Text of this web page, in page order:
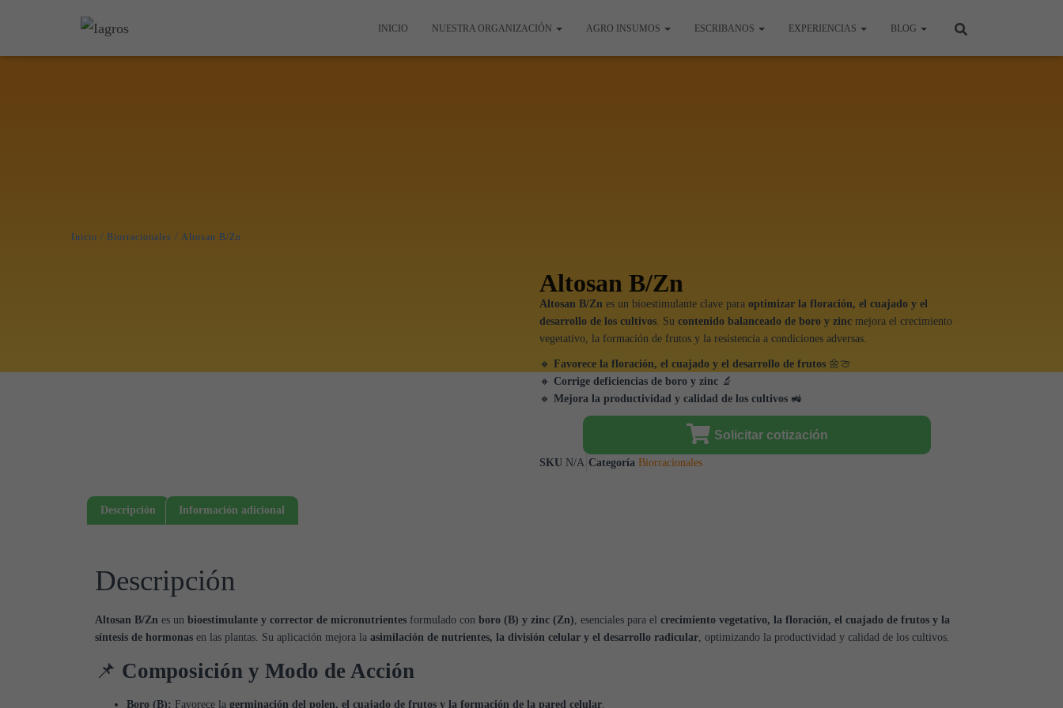
INICIO NUESTRA ORGANIZACIÓN AGRO INSUMOS ESCRIBANOS EXPERIENCIAS BLOG
Inicio / Biorracionales / Altosan B/Zn
Altosan B/Zn
Altosan B/Zn es un bioestimulante clave para optimizar la floración, el cuajado y el
desarrollo de los cultivos. Su contenido balanceado de boro y zinc mejora el crecimiento
vegetativo, la formación de frutos y la resistencia a condiciones adversas.
🔸 Favorece la floración, el cuajado y el desarrollo de frutos 🌼🍈
🔸 Corrige deficiencias de boro y zinc 🔬
🔸 Mejora la productividad y calidad de los cultivos 🚜
Solicitar cotización
SKU N/A Categoría Biorracionales
Descripción Información adicional
Descripción
Altosan B/Zn es un bioestimulante y corrector de micronutrientes formulado con boro (B) y zinc (Zn), esenciales para el crecimiento vegetativo, la floración, el cuajado de frutos y la
síntesis de hormonas en las plantas. Su aplicación mejora la asimilación de nutrientes, la división celular y el desarrollo radicular, optimizando la productividad y calidad de los cultivos.
📌 Composición y Modo de Acción
Boro (B): Favorece la germinación del polen, el cuajado de frutos y la formación de la pared celular.